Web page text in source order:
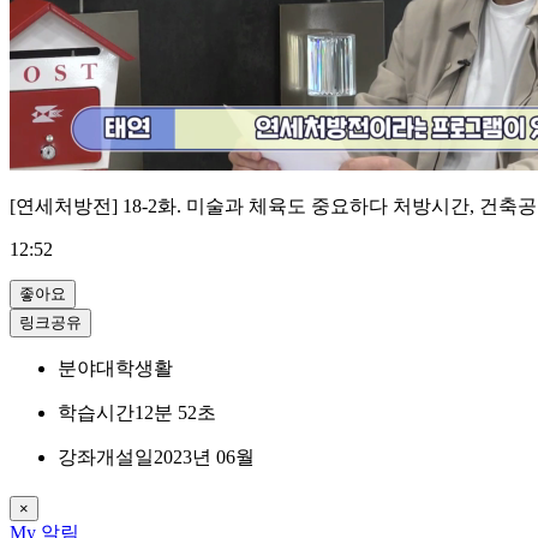
[연세처방전] 18-2화. 미술과 체육도 중요하다 처방시간, 건축
12:52
좋아요
링크공유
분야대학생활
학습시간12분 52초
강좌개설일2023년 06월
×
My 알림